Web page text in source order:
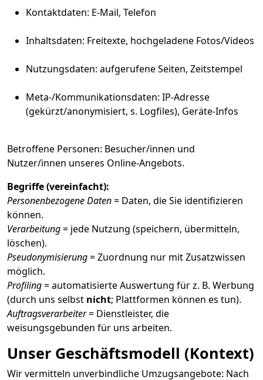
Kontaktdaten: E-Mail, Telefon
Inhaltsdaten: Freitexte, hochgeladene Fotos/Videos
Nutzungsdaten: aufgerufene Seiten, Zeitstempel
Meta-/Kommunikationsdaten: IP-Adresse
(gekürzt/anonymisiert, s. Logfiles), Geräte-Infos
Betroffene Personen: Besucher/innen und
Nutzer/innen unseres Online-Angebots.
Begriffe (vereinfacht):
Personenbezogene Daten= Daten, die Sie identifizieren
können.
Verarbeitung= jede Nutzung (speichern, übermitteln,
löschen).
Pseudonymisierung= Zuordnung nur mit Zusatzwissen
möglich.
Profiling= automatisierte Auswertung für z. B. Werbung
(durch uns selbst nicht; Plattformen können es tun).
Auftragsverarbeiter= Dienstleister, die
weisungsgebunden für uns arbeiten.
Unser Geschäftsmodell (Kontext)
Wir vermitteln unverbindliche Umzugsangebote: Nach